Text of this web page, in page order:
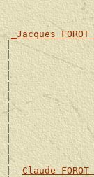
_Jacques FOROT
|
|                |
|                |
|
|                |
|
|
|
|
|
|
|
|--Claude FOROT